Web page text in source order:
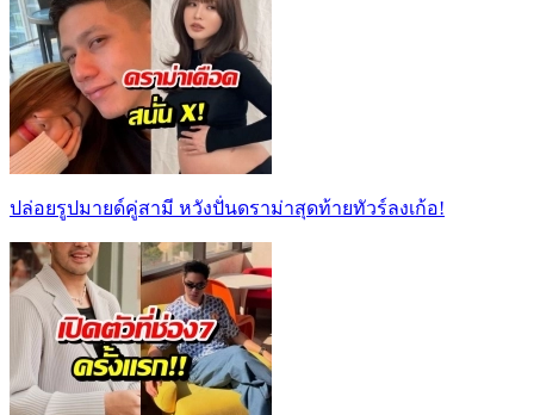
ปล่อยรูปมายด์คู่สามี หวังปั่นดราม่าสุดท้ายทัวร์ลงเก้อ!